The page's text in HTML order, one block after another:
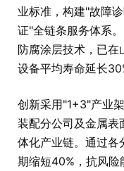
业标准，构建"故障
证"全链条服务体系
防腐涂层技术，已在
设备平均寿命延长
创新采用"1+3"产业
装配分公司及金属
体化产业链。通过各
期缩短40%，抗风险